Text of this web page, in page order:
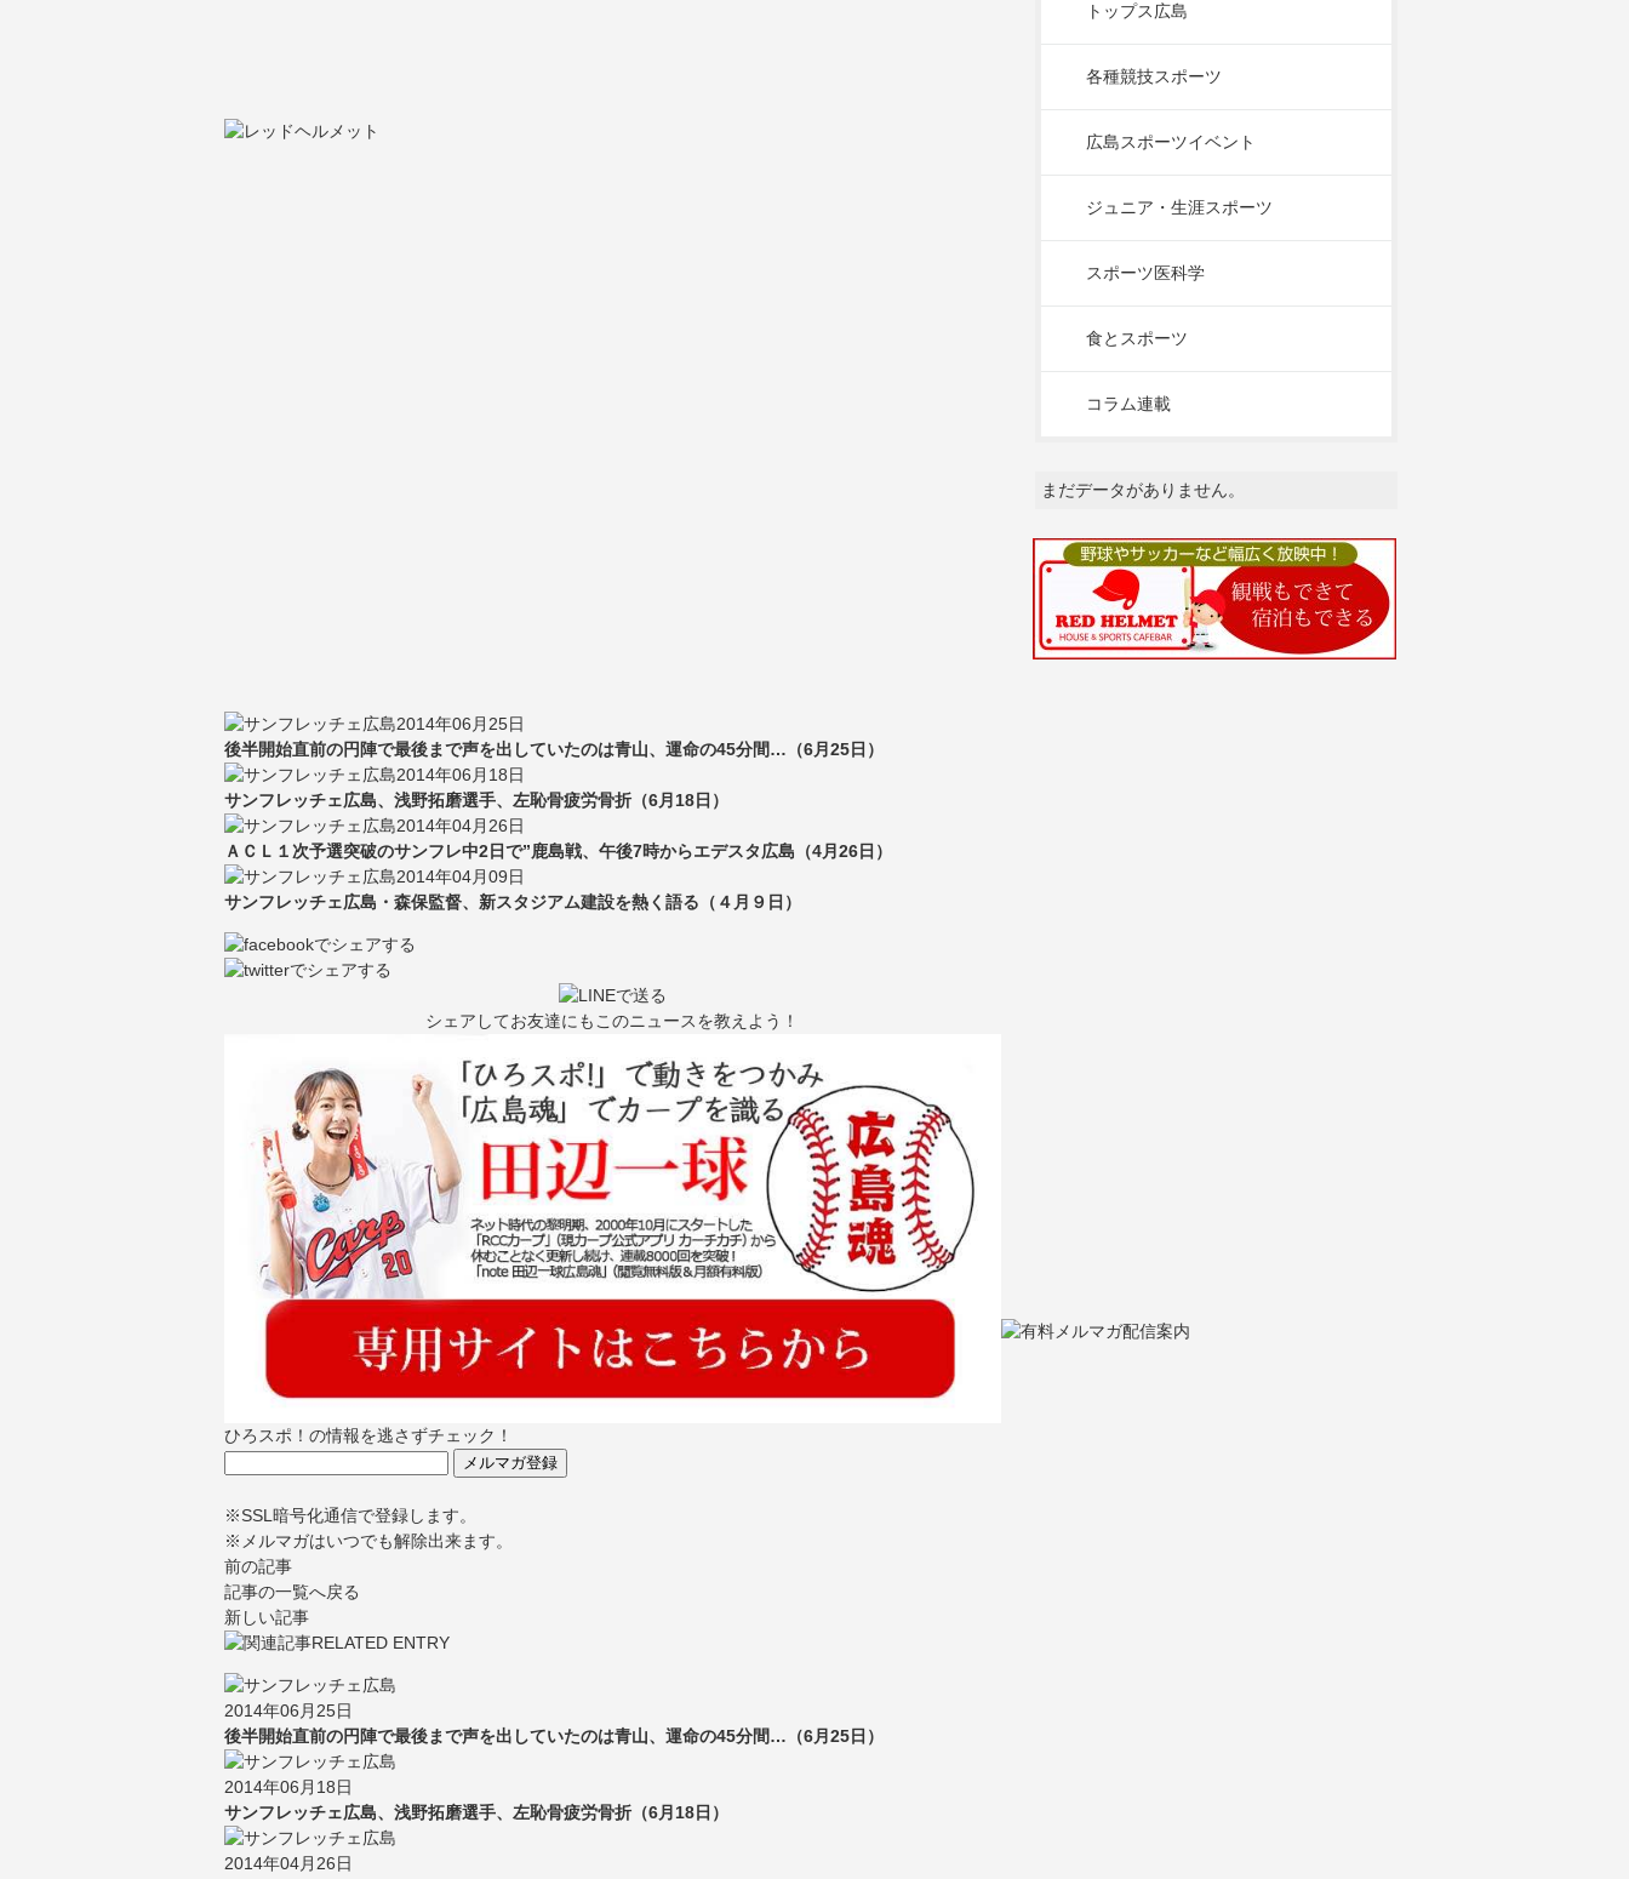
2014年06月25日
後半開始直前の円陣で最後まで声を出していたのは青山、運命の45分間…（6月25日）
2014年06月18日
サンフレッチェ広島、浅野拓磨選手、左恥骨疲労骨折（6月18日）
2014年04月26日
ＡＣＬ１次予選突破のサンフレ中2日で”鹿島戦、午後7時からエデスタ広島（4月26日）
2014年04月09日
サンフレッチェ広島・森保監督、新スタジアム建設を熱く語る（４月９日）
シェアしてお友達にもこのニュースを教えよう！
ひろスポ！の情報を逃さずチェック！
※SSL暗号化通信で登録します。
※メルマガはいつでも解除出来ます。
前の記事
記事の一覧へ戻る
新しい記事
2014年06月25日
後半開始直前の円陣で最後まで声を出していたのは青山、運命の45分間…（6月25日）
2014年06月18日
サンフレッチェ広島、浅野拓磨選手、左恥骨疲労骨折（6月18日）
2014年04月26日
トップス広島
各種競技スポーツ
広島スポーツイベント
ジュニア・生涯スポーツ
スポーツ医科学
食とスポーツ
コラム連載
まだデータがありません。